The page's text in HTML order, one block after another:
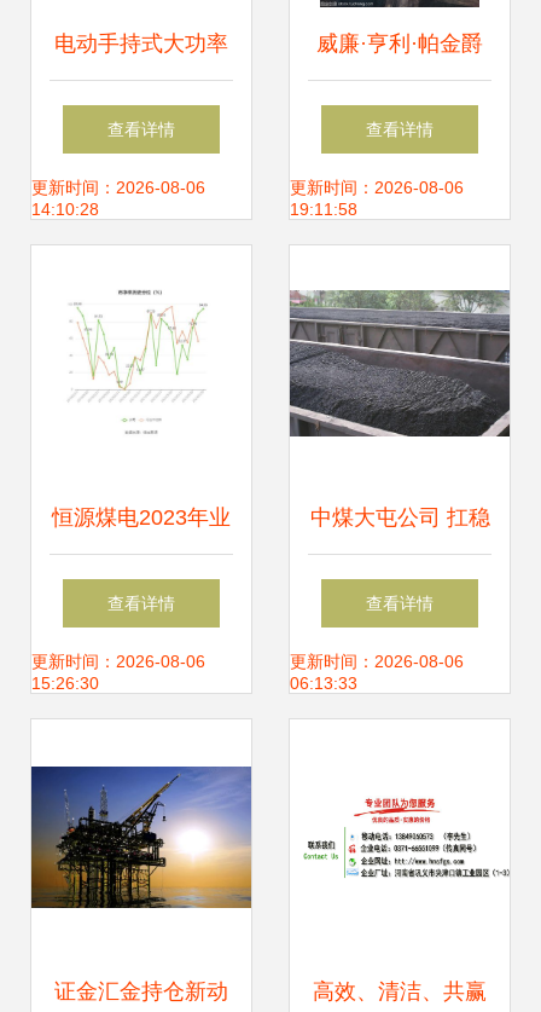
电动手持式大功率
充电链锯 便携与动
力的完美结合——
集团排水装备分公
司新品解析
查看详情
更新时间：2026-08-06
14:10:28
威廉·亨利·帕金爵
士 从煤炭焦油中诞
生的现代有机化学
查看详情
更新时间：2026-08-06
19:11:58
恒源煤电2023年业
绩报告 净利润同比
下滑19.43%，拟实
方案
查看详情
更新时间：2026-08-06
15:26:30
中煤大屯公司 扛稳
能源保供使命，传
递温暖促进民族团
查看详情
更新时间：2026-08-06
06:13:33
证金汇金持仓新动 高效、清洁、共赢